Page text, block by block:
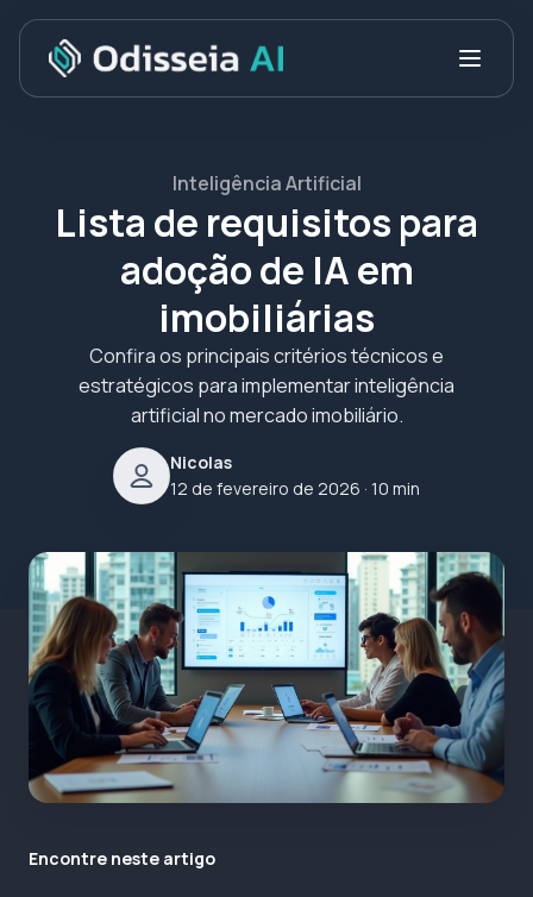
Inteligência Artificial
Lista de requisitos para
adoção de IA em
imobiliárias
Confira os principais critérios técnicos e
estratégicos para implementar inteligência
artificial no mercado imobiliário.
Nicolas
12 de fevereiro de 2026 · 10 min
Encontre neste artigo